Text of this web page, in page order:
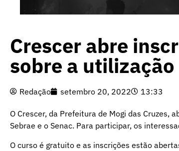
Crescer abre
sobre a
Redação setembro 20, 2022 13:33
O Crescer, da Prefeitura de Mogi das Cruzes,
Sebrae e o Senac. Para participar, os
O curso é gratuito e as inscrições estão